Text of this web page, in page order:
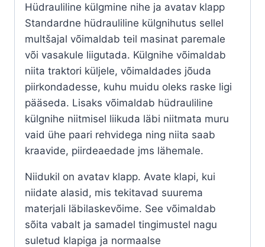
Hüdrauliline külgmine nihe ja avatav klapp
Standardne hüdrauliline külgnihutus sellel
multšajal võimaldab teil masinat paremale
või vasakule liigutada. Külgnihe võimaldab
niita traktori küljele, võimaldades jõuda
piirkondadesse, kuhu muidu oleks raske ligi
pääseda. Lisaks võimaldab hüdrauliline
külgnihe niitmisel liikuda läbi niitmata muru
vaid ühe paari rehvidega ning niita saab
kraavide, piirdeaedade jms lähemale.
Niidukil on avatav klapp. Avate klapi, kui
niidate alasid, mis tekitavad suurema
materjali läbilaskevõime. See võimaldab
sõita vabalt ja samadel tingimustel nagu
suletud klapiga ja normaalse